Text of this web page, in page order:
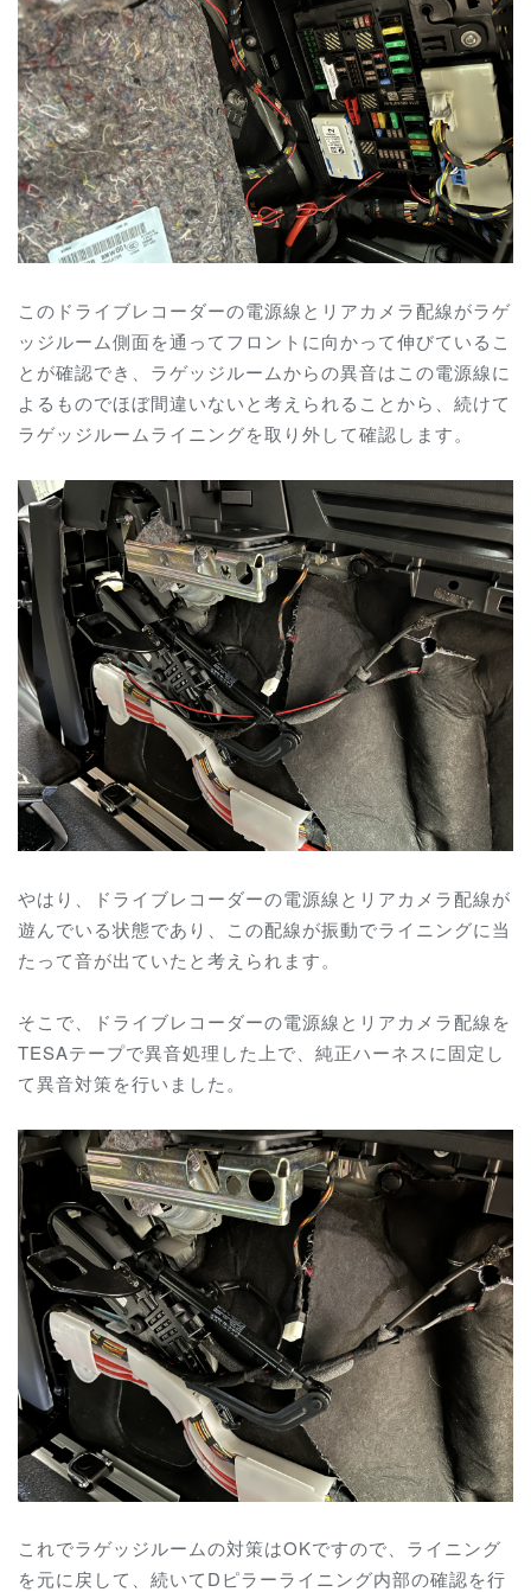
このドライブレコーダーの電源線とリアカメラ配線がラゲ
ッジルーム側面を通ってフロントに向かって伸びているこ
とが確認でき、ラゲッジルームからの異音はこの電源線に
よるものでほぼ間違いないと考えられることから、続けて
ラゲッジルームライニングを取り外して確認します。
やはり、ドライブレコーダーの電源線とリアカメラ配線が
遊んでいる状態であり、この配線が振動でライニングに当
たって音が出ていたと考えられます。
そこで、ドライブレコーダーの電源線とリアカメラ配線を
TESAテープで異音処理した上で、純正ハーネスに固定し
て異音対策を行いました。
これでラゲッジルームの対策はOKですので、ライニング
を元に戻して、続いてDピラーライニング内部の確認を行